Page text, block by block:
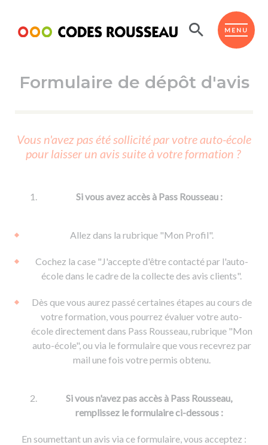
MENU
ESPACE ÉLÈVE
Code de la route
Passer l'ASSR
Réviser le code
Passer l'ETM
Permis voiture
Permis remorque
Permis & handicap
d'apprentissage
De la conduite en voiture
De la conduite à moto
Voir tous les supports
Formations pro.
Permis poids lourd
Formation FCO
Formation CACES
Devenir enseignant de la conduite
Ressources
Formulaire de dépôt d'avis
Vous n'avez pas été sollicité par votre auto-école
pour laisser un avis suite à votre formation ?
Si vous avez accès à Pass Rousseau :
Allez dans la rubrique "Mon Profil".
Cochez la case "J'accepte d'être contacté par l'auto-
école dans le cadre de la collecte des avis clients".
Dès que vous aurez passé certaines étapes au cours de
votre formation, vous pourrez évaluer votre auto-
école directement dans Pass Rousseau, rubrique "Mon
auto-école", ou via le formulaire que vous recevrez par
mail une fois votre permis obtenu.
Si vous n'avez pas accès à Pass Rousseau,
remplissez le formulaire ci-dessous :
En soumettant un avis via ce formulaire, vous acceptez :